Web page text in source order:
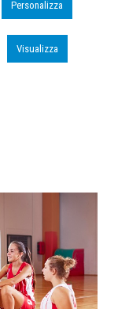
Personalizza
Visualizza